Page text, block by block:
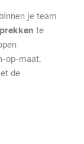
binnen je team
te
op-maat,
de